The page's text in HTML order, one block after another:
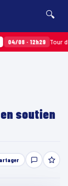
🔍
08 · 12h29 Tour des
soutien